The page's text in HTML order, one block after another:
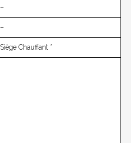
–
–
Siège Chauffant *